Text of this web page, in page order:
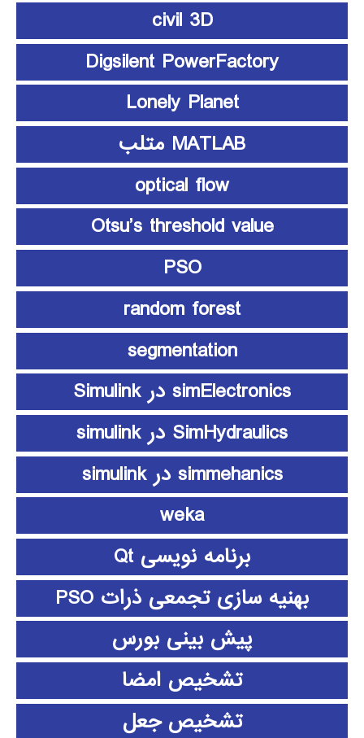
civil 3D
Digsilent PowerFactory
Lonely Planet
MATLAB متلب
optical flow
Otsu’s threshold value
PSO
random forest
segmentation
simElectronics در Simulink
SimHydraulics در simulink
simmehanics در simulink
weka
برنامه نویسی Qt
بهنیه سازی تجمعی ذرات PSO
پیش بینی بورس
تشخیص امضا
تشخیص جعل